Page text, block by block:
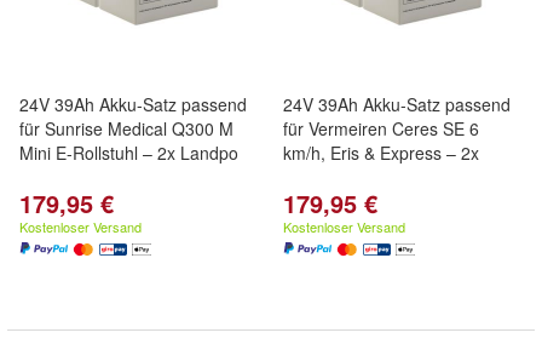
24V 39Ah Akku-Satz passend
für Sunrise Medical Q300 M
Mini E-Rollstuhl – 2x Landpo
179,95 €
Kostenloser Versand
24V 39Ah Akku-Satz passend
für Vermeiren Ceres SE 6
km/h, Eris & Express – 2x
179,95 €
Kostenloser Versand